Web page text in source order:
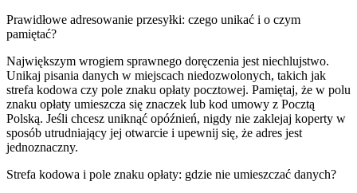
Prawidłowe adresowanie przesyłki: czego unikać i o czym
pamiętać?
Największym wrogiem sprawnego doręczenia jest niechlujstwo.
Unikaj pisania danych w miejscach niedozwolonych, takich jak
strefa kodowa czy pole znaku opłaty pocztowej. Pamiętaj, że w polu
znaku opłaty umieszcza się znaczek lub kod umowy z Pocztą
Polską. Jeśli chcesz uniknąć opóźnień, nigdy nie zaklejaj koperty w
sposób utrudniający jej otwarcie i upewnij się, że adres jest
jednoznaczny.
Strefa kodowa i pole znaku opłaty: gdzie nie umieszczać danych?